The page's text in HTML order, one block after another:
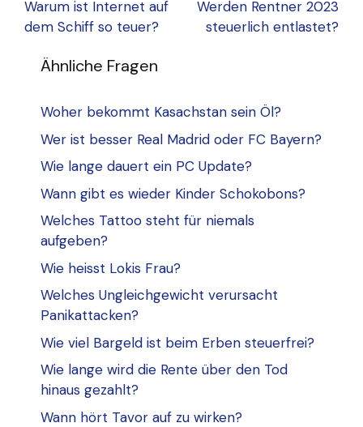
Warum ist Internet auf
dem Schiff so teuer?
Werden Rentner 2023
steuerlich entlastet?
Ähnliche Fragen
Woher bekommt Kasachstan sein Öl?
Wer ist besser Real Madrid oder FC Bayern?
Wie lange dauert ein PC Update?
Wann gibt es wieder Kinder Schokobons?
Welches Tattoo steht für niemals
aufgeben?
Wie heisst Lokis Frau?
Welches Ungleichgewicht verursacht
Panikattacken?
Wie viel Bargeld ist beim Erben steuerfrei?
Wie lange wird die Rente über den Tod
hinaus gezahlt?
Wann hört Tavor auf zu wirken?